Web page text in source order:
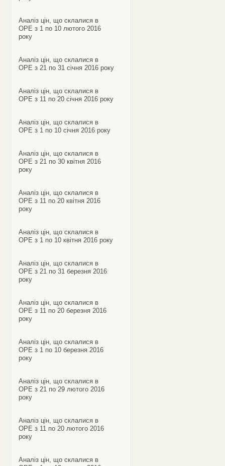
Аналіз цін, що склалися в
ОРЕ з 1 по 10 лютого 2016
року
Аналіз цін, що склалися в
ОРЕ з 21 по 31 січня 2016 року
Аналіз цін, що склалися в
ОРЕ з 11 по 20 січня 2016 року
Аналіз цін, що склалися в
ОРЕ з 1 по 10 січня 2016 року
Аналіз цін, що склалися в
ОРЕ з 21 по 30 квітня 2016
року
Аналіз цін, що склалися в
ОРЕ з 11 по 20 квітня 2016
року
Аналіз цін, що склалися в
ОРЕ з 1 по 10 квітня 2016 року
Аналіз цін, що склалися в
ОРЕ з 21 по 31 березня 2016
року
Аналіз цін, що склалися в
ОРЕ з 11 по 20 березня 2016
року
Аналіз цін, що склалися в
ОРЕ з 1 по 10 березня 2016
року
Аналіз цін, що склалися в
ОРЕ з 21 по 29 лютого 2016
року
Аналіз цін, що склалися в
ОРЕ з 11 по 20 лютого 2016
року
Аналіз цін, що склалися в